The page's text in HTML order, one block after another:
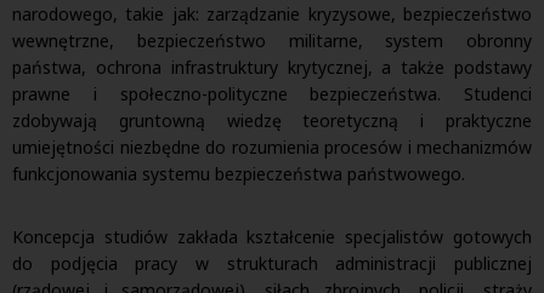
narodowego, takie jak: zarządzanie kryzysowe, bezpieczeństwo
wewnętrzne, bezpieczeństwo militarne, system obronny
państwa, ochrona infrastruktury krytycznej, a także podstawy
prawne i społeczno-polityczne bezpieczeństwa. Studenci
zdobywają gruntowną wiedzę teoretyczną i praktyczne
umiejętności niezbędne do rozumienia procesów i mechanizmów
funkcjonowania systemu bezpieczeństwa państwowego.
Koncepcja studiów zakłada kształcenie specjalistów gotowych
do podjęcia pracy w strukturach administracji publicznej